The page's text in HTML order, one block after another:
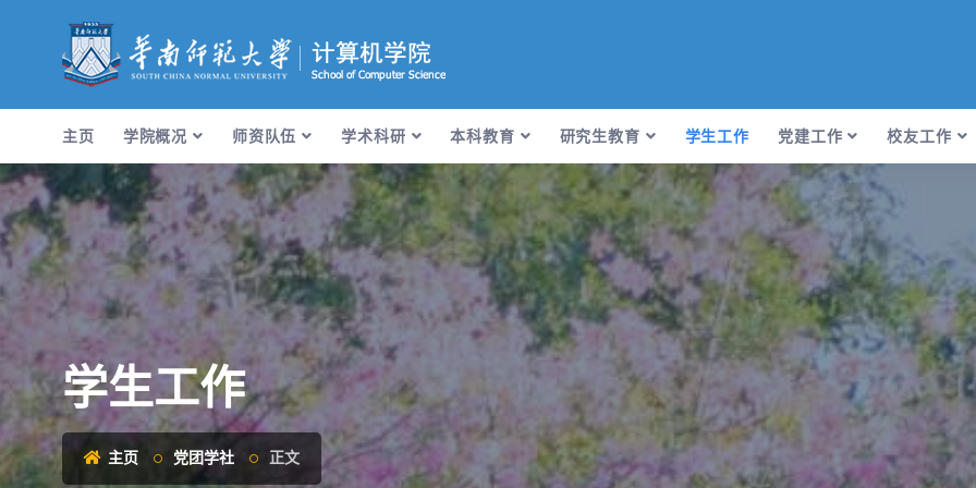
主页 学院概况 师资队伍 学术科研 本科教育 研究生教育 学生工作 党建工作 校友工作
学生工作
主页 党团学社 正文